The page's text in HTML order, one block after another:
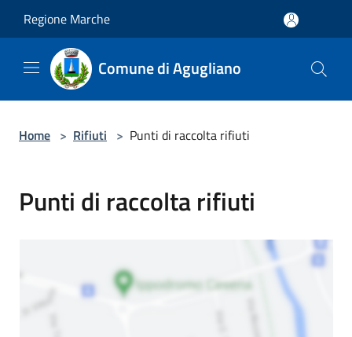
Regione Marche
Comune di Agugliano
Home > Rifiuti > Punti di raccolta rifiuti
Punti di raccolta rifiuti